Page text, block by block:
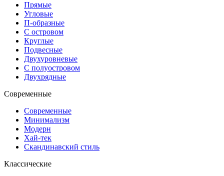
Прямые
Угловые
П-образные
С островом
Круглые
Подвесные
Двухуровневые
С полуостровом
Двухрядные
Современные
Современные
Минимализм
Модерн
Хай-тек
Скандинавский стиль
Классические